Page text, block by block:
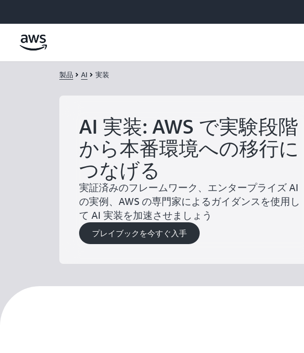
製品 AI 実装
AI 実装: AWS で実験段階
から本番環境への移行に
つなげる
実証済みのフレームワーク、エンタープライズ AI
の実例、AWS の専門家によるガイダンスを使用し
て AI 実装を加速させましょう
プレイブックを今すぐ入手